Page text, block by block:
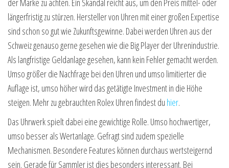
der Marke zu achten. Ein Skandal reicht aus, um den Preis mittel- oder
längerfristig zu stürzen. Hersteller von Uhren mit einer großen Expertise
sind schon so gut wie Zukunftsgewinne. Dabei werden Uhren aus der
Schweiz genauso gerne gesehen wie die Big Player der Uhrenindustrie.
Als langfristige Geldanlage gesehen, kann kein Fehler gemacht werden.
Umso größer die Nachfrage bei den Uhren und umso limitierter die
Auflage ist, umso höher wird das getätigte Investment in die Höhe
steigen. Mehr zu gebrauchten Rolex Uhren findest du hier.
Das Uhrwerk spielt dabei eine gewichtige Rolle. Umso hochwertiger,
umso besser als Wertanlage. Gefragt sind zudem spezielle
Mechanismen. Besondere Features können durchaus wertsteigernd
sein. Gerade für Sammler ist dies besonders interessant. Bei